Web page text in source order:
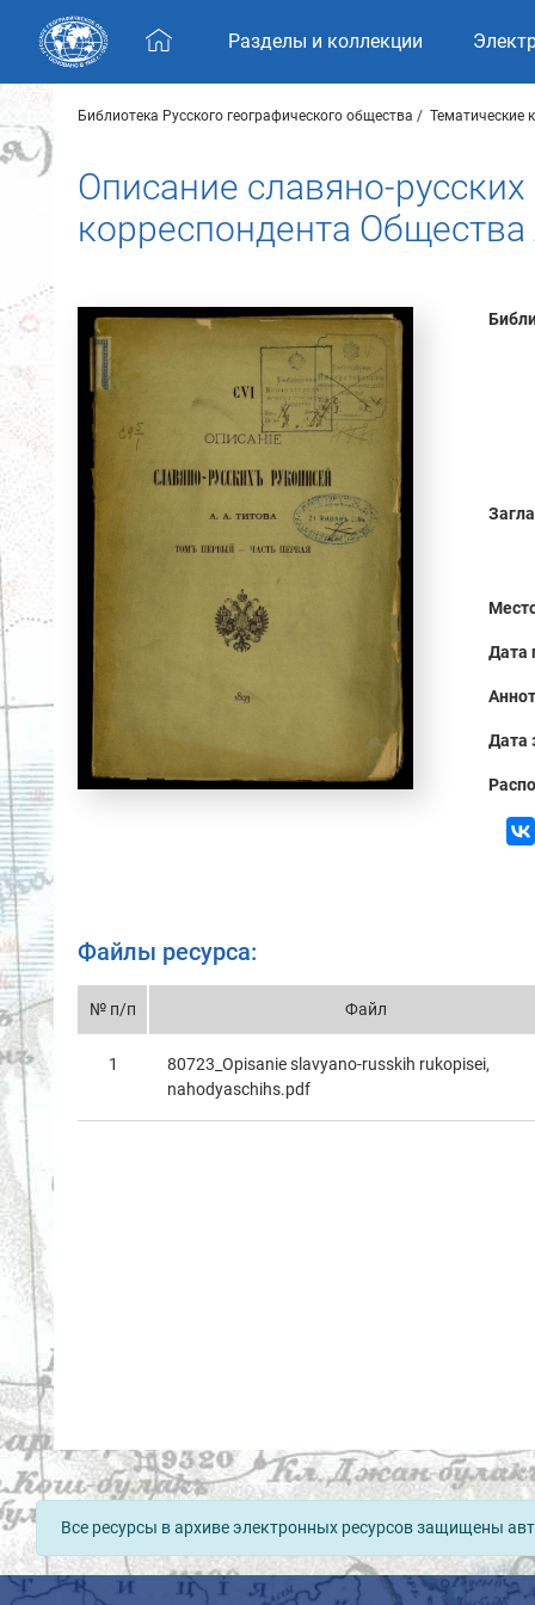
Skip navigation
Разделы и коллекции
Библиотека Русского географического общества Тематические
Описание славяно-
корреспондента
Дата
Дата
Файлы ресурса:
№ п/п Файл
1
80723_Opisanie slavyano-russkih rukopisei,
nahodyaschihs.pdf
Все ресурсы в архиве электронных ресурсов защищены